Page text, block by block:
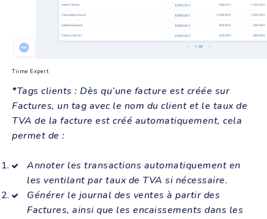
Tiime Expert
*Tags clients : Dès qu’une facture est créée sur
Factures, un tag avec le nom du client et le taux de
TVA de la facture est créé automatiquement, cela
permet de :
Annoter les transactions automatiquement en
les ventilant par taux de TVA si nécessaire.
Générer le journal des ventes à partir des
Factures, ainsi que les encaissements dans les